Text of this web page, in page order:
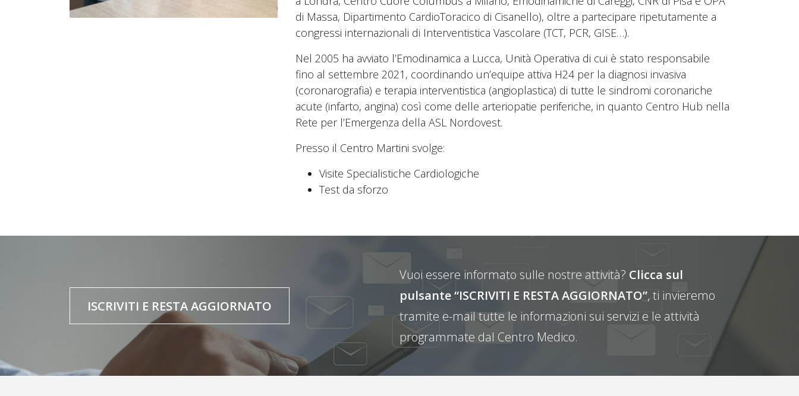
di Massa, Dipartimento CardioToracico di Cisanello), oltre a partecipare ripetutamente a
congressi internazionali di Interventistica Vascolare (TCT, PCR, GISE…).
Nel 2005 ha avviato l’Emodinamica a Lucca, Unità Operativa di cui è stato responsabile
fino al settembre 2021, coordinando un’equipe attiva H24 per la diagnosi invasiva
(coronarografia) e terapia interventistica (angioplastica) di tutte le sindromi coronariche
acute (infarto, angina) così come delle arteriopatie periferiche, in quanto Centro Hub nella
Rete per l’Emergenza della ASL Nordovest.
Presso il Centro Martini svolge:
Visite Specialistiche Cardiologiche
Test da sforzo
ISCRIVITI E RESTA AGGIORNATO
Vuoi essere informato sulle nostre attività? Clicca sul
pulsante “ISCRIVITI E RESTA AGGIORNATO”, ti invieremo
tramite e-mail tutte le informazioni sui servizi e le attività
programmate dal Centro Medico.